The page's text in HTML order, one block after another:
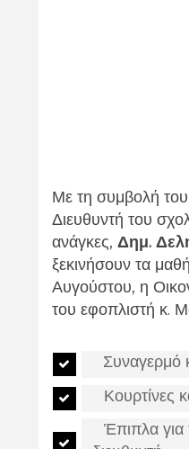
Με τη συμβολή του
Διευθυντή του
ανάγκες, Δημ.
ξεκινήσουν τα
Αυγούστου, η
του εφοπλιστή κ.
Συναγερμό
Κουρτίνες
Έπιπλα για